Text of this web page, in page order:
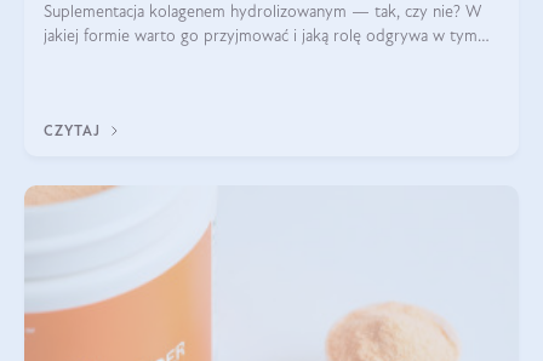
Suplementacja kolagenem hydrolizowanym — tak, czy nie? W
jakiej formie warto go przyjmować i jaką rolę odgrywa w tym
CZYTAJ